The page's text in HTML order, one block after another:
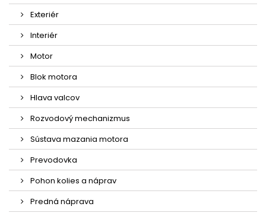
Exteriér
Interiér
Motor
Blok motora
Hlava valcov
Rozvodový mechanizmus
Sústava mazania motora
Prevodovka
Pohon kolies a náprav
Predná náprava